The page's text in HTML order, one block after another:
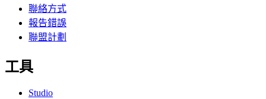
聯絡方式
報告錯誤
聯盟計劃
工具
Studio